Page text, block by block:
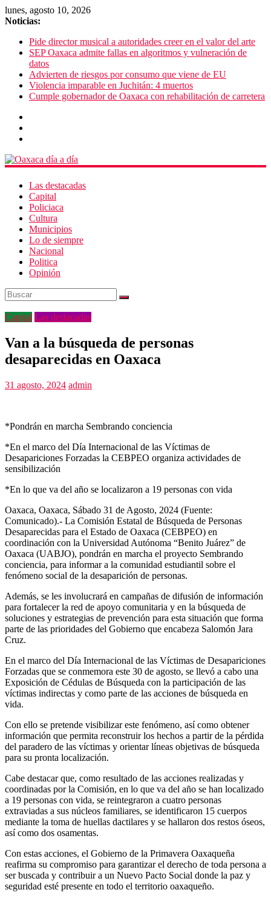
lunes, agosto 10, 2026
Noticias:
Pide director musical a autoridades creer en el valor del arte
SEP Oaxaca admite fallas en algoritmos y vulneración de
datos
Advierten de riesgos por consumo que viene de EU
Violencia imparable en Juchitán: 4 muertos
Cumple gobernador de Oaxaca con rehabilitación de carretera
Las destacadas
Capital
Policiaca
Cultura
Municipios
Lo de siempre
Nacional
Politica
Opinión
Capital Las destacadas
Van a la búsqueda de personas
desaparecidas en Oaxaca
31 agosto, 2024 admin
*Pondrán en marcha Sembrando conciencia
*En el marco del Día Internacional de las Víctimas de
Desapariciones Forzadas la CEBPEO organiza actividades de
sensibilización
*En lo que va del año se localizaron a 19 personas con vida
Oaxaca, Oaxaca, Sábado 31 de Agosto, 2024 (Fuente:
Comunicado).- La Comisión Estatal de Búsqueda de Personas
Desaparecidas para el Estado de Oaxaca (CEBPEO) en
coordinación con la Universidad Autónoma “Benito Juárez” de
Oaxaca (UABJO), pondrán en marcha el proyecto Sembrando
conciencia, para informar a la comunidad estudiantil sobre el
fenómeno social de la desaparición de personas.
Además, se les involucrará en campañas de difusión de información
para fortalecer la red de apoyo comunitaria y en la búsqueda de
soluciones y estrategias de prevención para esta situación que forma
parte de las prioridades del Gobierno que encabeza Salomón Jara
Cruz.
En el marco del Día Internacional de las Víctimas de Desapariciones
Forzadas que se conmemora este 30 de agosto, se llevó a cabo una
Exposición de Cédulas de Búsqueda con la participación de las
víctimas indirectas y como parte de las acciones de búsqueda en
vida.
Con ello se pretende visibilizar este fenómeno, así como obtener
información que permita reconstruir los hechos a partir de la pérdida
del paradero de las víctimas y orientar líneas objetivas de búsqueda
para su pronta localización.
Cabe destacar que, como resultado de las acciones realizadas y
coordinadas por la Comisión, en lo que va del año se han localizado
a 19 personas con vida, se reintegraron a cuatro personas
extraviadas a sus núcleos familiares, se identificaron 15 cuerpos
mediante la toma de huellas dactilares y se hallaron dos restos óseos,
así como dos osamentas.
Con estas acciones, el Gobierno de la Primavera Oaxaqueña
reafirma su compromiso para garantizar el derecho de toda persona a
ser buscada y contribuir a un Nuevo Pacto Social donde la paz y
seguridad esté presente en todo el territorio oaxaqueño.